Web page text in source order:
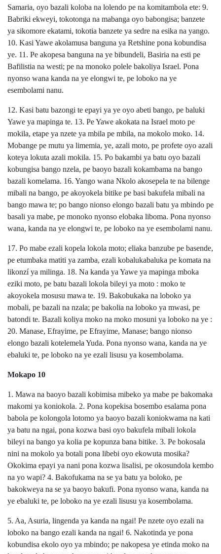
Samaria, oyo bazali koloba na lolendo pe na komitambola ete: 9.
Babriki ekweyi, tokotonga na mabanga oyo babongisa; banzete
ya sikomore ekatami, tokotia banzete ya sedre na esika na yango.
10. Kasi Yawe akolamusa banguna ya Retshine pona kobundisa
ye. 11. Pe akopesa banguna na ye bibundeli, Basiria na esti pe
Bafilistia na westi; pe na monoko polele bakoliya Israel. Pona
nyonso wana kanda na ye elongwi te, pe loboko na ye
esembolami nanu.
12. Kasi batu bazongi te epayi ya ye oyo abeti bango, pe baluki
Yawe ya mapinga te. 13. Pe Yawe akokata na Israel moto pe
mokila, etape ya nzete ya mbila pe mbila, na mokolo moko. 14.
Mobange pe mutu ya limemia, ye, azali moto, pe profete oyo azali
koteya lokuta azali mokila. 15. Po bakambi ya batu oyo bazali
kobungisa bango nzela, pe baoyo bazali kokambama na bango
bazali komelama. 16. Yango wana Nkolo akosepela te na bilenge
mibali na bango, pe akoyokela bitike pe basi bakufela mibali na
bango mawa te; po bango nionso elongo bazali batu ya mbindo pe
basali ya mabe, pe monoko nyonso elobaka liboma. Pona nyonso
wana, kanda na ye elongwi te, pe loboko na ye esembolami nanu.
17. Po mabe ezali kopela lokola moto; eliaka banzube pe basende,
pe etumbaka matiti ya zamba, ezali kobalukabaluka pe komata na
likonzí ya milinga. 18. Na kanda ya Yawe ya mapinga mboka
eziki moto, pe batu bazali lokola bileyi ya moto : moko te
akoyokela mosusu mawa te. 19. Bakobukaka na loboko ya
mobali, pe bazali na nzala; pe bakolia na loboko ya mwasi, pe
batondi te. Bazali koliya moko na moko mosuni ya loboko na ye :
20. Manase, Efrayime, pe Efrayime, Manase; bango nionso
elongo bazali kotelemela Yuda. Pona nyonso wana, kanda na ye
ebaluki te, pe loboko na ye ezali lisusu ya kosembolama.
Mokapo 10
1. Mawa na baoyo bazali kobimisa mibeko ya mabe pe bakomaka
makomi ya koniokola. 2. Pona kopekisa bosembo esalama pona
babola pe kolongola lotomo ya baoyo bazali koniokwama na kati
ya batu na ngai, pona kozwa basi oyo bakufela mibali lokola
bileyi na bango ya kolia pe kopunza bana bitike. 3. Pe bokosala
nini na mokolo ya botali pona libebi oyo ekowuta mosika?
Okokima epayi ya nani pona kozwa lisalisi, pe okosundola kembo
na yo wapi? 4. Bakofukama na se ya batu ya boloko, pe
bakokweya na se ya baoyo bakufi. Pona nyonso wana, kanda na
ye ebaluki te, pe loboko na ye ezali lisusu ya kosembolama.
5. Aa, Asuria, lingenda ya kanda na ngai! Pe nzete oyo ezali na
loboko na bango ezali kanda na ngai! 6. Nakotinda ye pona
kobundisa ekolo oyo ya mbindo; pe nakopesa ye etinda moko na